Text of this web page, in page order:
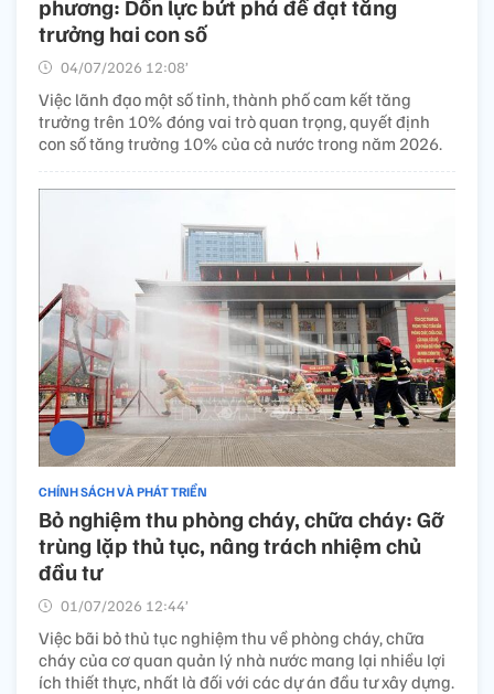
phương: Dồn lực bứt phá để đạt tăng
trưởng hai con số
04/07/2026 12:08’
Việc lãnh đạo một số tỉnh, thành phố cam kết tăng
trưởng trên 10% đóng vai trò quan trọng, quyết định
con số tăng trưởng 10% của cả nước trong năm 2026.
CHÍNH SÁCH VÀ PHÁT TRIỂN
Bỏ nghiệm thu phòng cháy, chữa cháy: Gỡ
trùng lặp thủ tục, nâng trách nhiệm chủ
đầu tư
01/07/2026 12:44’
Việc bãi bỏ thủ tục nghiệm thu về phòng cháy, chữa
cháy của cơ quan quản lý nhà nước mang lại nhiều lợi
ích thiết thực, nhất là đối với các dự án đầu tư xây dựng.